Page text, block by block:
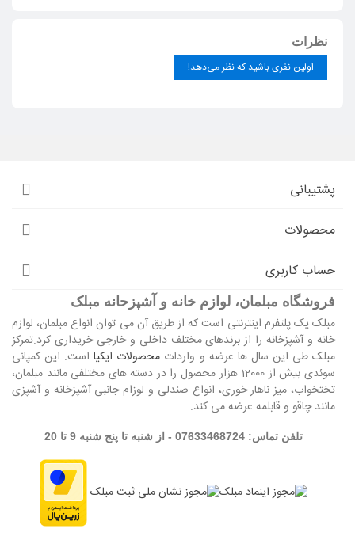
نظرات
اولین نفری باشید که نظر می‌دهد!
پشتیبانی
محصولات
حساب کاربری
فروشگاه مبلمان، لوازم خانه و آشپزحانه مبلک
مبلک یک پلتفرم اینترنتی است که از طریق آن می توان انواع مبلمان، لوازم
خانه و آشپزخانه را از برندهای مختلف داخلی و خارجی خریداری کرد.تمرکز
مبلک طی این سال ها عرضه و واردات محصولات ایکیااست. این کمپانی
سوئدی بیش از 12000 هزار محصول را در دسته های مختلفی مانند مبلمان،
تختخواب، میز ناهار خوری، انواع صندلی و لوزام جانبی آشپزخانه و آشپزی
مانند چاقو و قابلمه عرضه می کند.
تلفن تماس: 07633468724 - از شنبه تا پنج شنبه 9 تا 20